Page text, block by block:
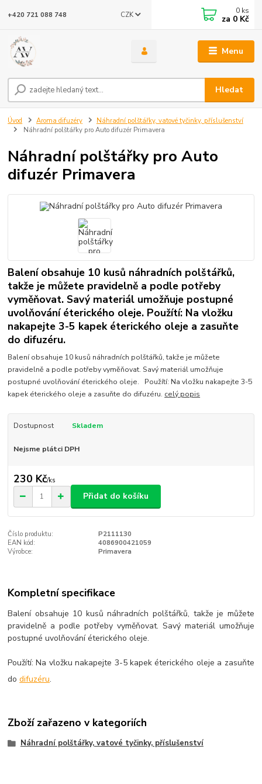
Menu
CZK
Hledat
+420 721 088 748 0 ks
za 0 Kč
Úvod Aroma difuzéry
Náhradní polštářky, vatové tyčinky, příslušenství
Náhradní polštářky pro Auto difuzér Primavera
Náhradní polštářky pro Auto
difuzér Primavera
Balení obsahuje 10 kusů náhradních polštářků,
takže je můžete pravidelně a podle potřeby
vyměňovat. Savý materiál umožňuje postupné
uvolňování éterického oleje. Použítí: Na vložku
nakapejte 3-5 kapek éterického oleje a zasuňte
do difuzéru.
Balení obsahuje 10 kusů náhradních polštářků, takže je můžete
pravidelně a podle potřeby vyměňovat. Savý materiál umožňuje
postupné uvolňování éterického oleje. Použítí: Na vložku nakapejte 3-5
kapek éterického oleje a zasuňte do difuzéru. celý popis
Dostupnost Skladem
Nejsme plátci DPH
230 Kč/ks
Přidat do košíku
Číslo produktu:
P2111130
EAN kód:
4086900421059
Výrobce:
Primavera
Kompletní specifikace
Balení obsahuje 10 kusů náhradních polštářků, takže je můžete
pravidelně a podle potřeby vyměňovat. Savý materiál umožňuje
postupné uvolňování éterického oleje.
Použítí:Na vložku nakapejte 3-5 kapek éterického oleje a zasuňte
dodifuzéru.
Zboží zařazeno v kategoriích
Náhradní polštářky, vatové tyčinky, příslušenství